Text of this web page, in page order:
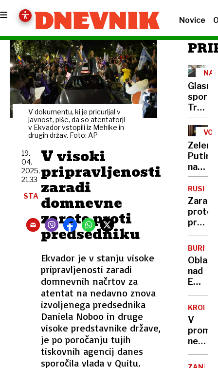
Novice
V dokumentu, ki je pricurljal v
javnost, piše, da so atentatorji
v Ekvador vstopili iz Mehike in
drugih držav. Foto: AP
V visoki
pripravljenosti
zaradi
domnevne
zarote proti
predsedniku
Ekvador je v stanju visoke
pripravljenosti zaradi
domnevnih načrtov za
atentat na nedavno znova
izvoljenega predsednika
Daniela Noboo in druge
visoke predstavnike države,
je po poročanju tujih
tiskovnih agencij danes
sporočila vlada v Quitu.
19.
04.
2025,
21.33
STA
NA
Glasno
je
igranja
s
RUSIJA
Zaradi
proti
vojni
19-
letnico
poslali
v
zapor
BURNO
Oblast
nad
Emirja
je
kar
po
Jeleni
V
umrli